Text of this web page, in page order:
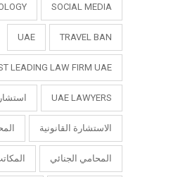
SOCIAL MEDIA
TRAVEL BAN
UAE
LEADING LAW FIRM UAE
UAE LAWYERS
الاستشارة القانونية
المحامي الجنائي